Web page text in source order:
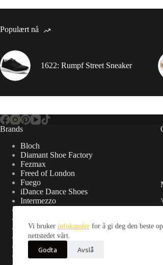
Vi bruker infokapsler for å gi deg den beste
nettstedet vårt.
Godta Avslå
Populært nå
1622: Rumpf Street Sneaker
Brands
Bloch
Diamant Shoe Factory
Fezmax
Freed of London
Fuego
iDance Dance Shoes
Intermezzo
PortDance
Rumpf
Sansha
So Danca